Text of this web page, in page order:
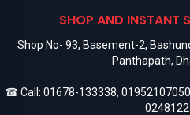
SHOP AND INSTANT
Shop No- 93, Basement-2,
Panthapath,
☎ Call: 01678-133338, 01952107050